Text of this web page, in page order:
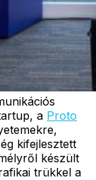
a Proto
kifejlesztett
készült
trükkel a